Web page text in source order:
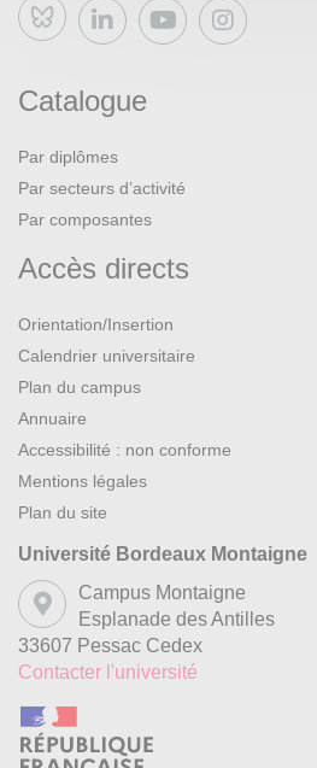
Bluesky
Catalogue
Par diplômes
Par secteurs d’activité
Par composantes
Accès directs
Orientation/Insertion
Calendrier universitaire
Plan du campus
Annuaire
Accessibilité : non conforme
Mentions légales
Plan du site
Université Bordeaux Montaigne
Campus Montaigne
Esplanade des Antilles
33607 Pessac Cedex
Contacter l'université